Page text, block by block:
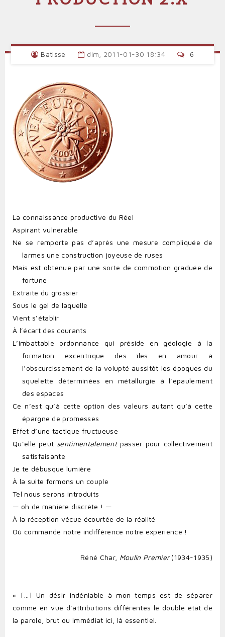
Batisse dim, 2011-01-30 18:34 6
La connaissance productive du Réel
Aspirant vulnérable
Ne se remporte pas d’après une mesure compliquée de
larmes une construction joyeuse de ruses
Mais est obtenue par une sorte de commotion graduée de
fortune
Extraite du grossier
Sous le gel de laquelle
Vient s’établir
À l’écart des courants
L’imbattable ordonnance qui préside en géologie à la
formation excentrique des îles en amour à
l’obscurcissement de la volupté aussitôt les époques du
squelette déterminées en métallurgie à l’épaulement
des espaces
Ce n’est qu’à cette option des valeurs autant qu’à cette
épargne de promesses
Effet d’une tactique fructueuse
Qu’elle peut sentimentalementpasser pour collectivement
satisfaisante
Je te débusque lumière
À la suite formons un couple
Tel nous serons introduits
— oh de manière discrète ! —
À la réception vécue écourtée de la réalité
Où commande notre indifférence notre expérience !
Réné Char, Moulin Premier(1934-1935)
« [...] Un désir indéniable à mon temps est de séparer
comme en vue d’attributions différentes le double état de
la parole, brut ou immédiat ici, là essentiel.